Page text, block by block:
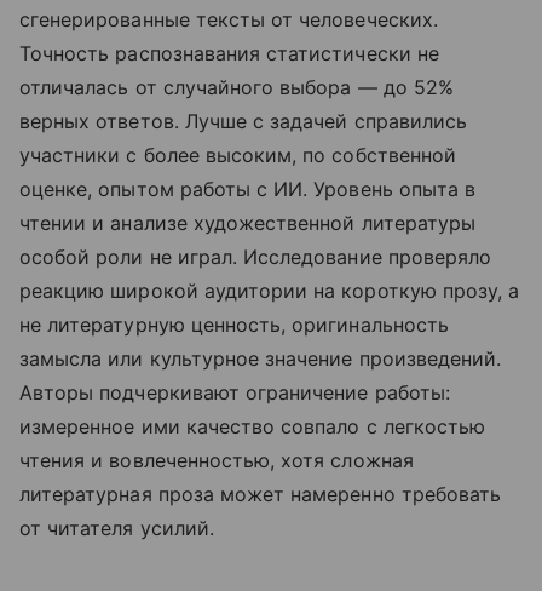
сгенерированные тексты от человеческих.
Точность распознавания статистически не
отличалась от случайного выбора — до 52%
верных ответов. Лучше с задачей справились
участники с более высоким, по собственной
оценке, опытом работы с ИИ. Уровень опыта в
чтении и анализе художественной литературы
особой роли не играл. Исследование проверяло
реакцию широкой аудитории на короткую прозу, а
не литературную ценность, оригинальность
замысла или культурное значение произведений.
Авторы подчеркивают ограничение работы:
измеренное ими качество совпало с легкостью
чтения и вовлеченностью, хотя сложная
литературная проза может намеренно требовать
от читателя усилий.